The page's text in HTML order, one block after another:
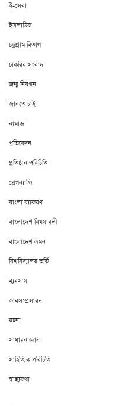
ই-সেবা
ইসলামিক
চট্রগ্রাম বিভাগ
চাকরির সংবাদ
জন্ম নিবন্ধন
জানতে চাই
নামাজ
প্রতিবেদন
প্রতিষ্ঠান পরিচিতি
প্রেগন্যান্সি
বাংলা ব্যাকরণ
বাংলাদেশ বিষয়াবলী
বাংলাদেশ ভ্রমন
বিশ্ববিদ্যালয় ভর্তি
ব্যবসায়
ভাবসম্প্রসারন
রচনা
সাধারন জ্ঞান
সাহিত্যিক পরিচিতি
স্বাস্থ্যকথা